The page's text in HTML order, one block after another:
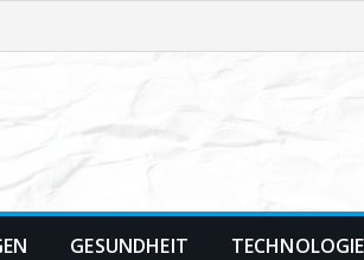
GESUNDHEIT